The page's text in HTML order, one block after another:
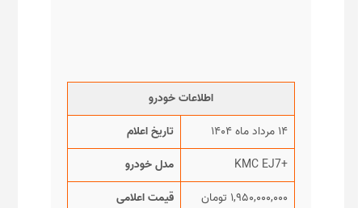
اطلاعات خودرو
۱۴ مرداد ماه ۱۴۰۴
تاریخ اعلام
+KMC EJ7
مدل خودرو
۱,۹۵۰,۰۰۰,۰۰۰ تومان
قیمت اعلامی